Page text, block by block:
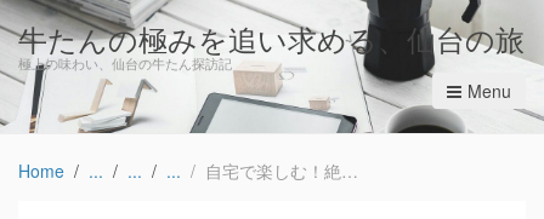
牛たんの極みを追い求める、仙台の旅
極上の味わい、仙台の牛たん探訪記
Menu
Home 自宅で楽しむ！絶品牛タン取り寄せ術